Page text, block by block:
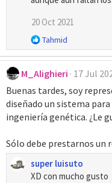
20 Oct 2021
R
e
a
c
i
o
n
s
:
Tahmid
M_Alighieri 17 Jul
Buenas tardes, soy
diseñado un sistema
ingeniería genética. ¿Le
Sólo debe prestarnos un
super luisuto
XD con mucho gusto